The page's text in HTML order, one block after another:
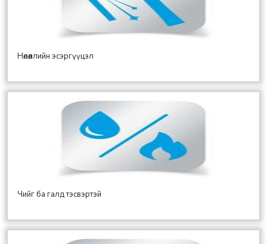
Нөлөөллийн эсэргүүцэл
Чийг ба галд тэсвэртэй